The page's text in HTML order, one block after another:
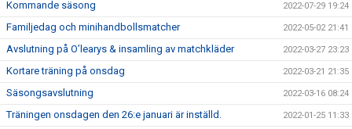
Kommande säsong 2022-07-29 19:24
Familjedag och minihandbollsmatcher 2022-05-02 21:41
Avslutning på O’learys & insamling av matchkläder 2022-03-27 23:23
Kortare träning på onsdag 2022-03-21 21:35
Säsongsavslutning 2022-03-16 08:24
Träningen onsdagen den 26:e januari är inställd. 2022-01-25 11:33